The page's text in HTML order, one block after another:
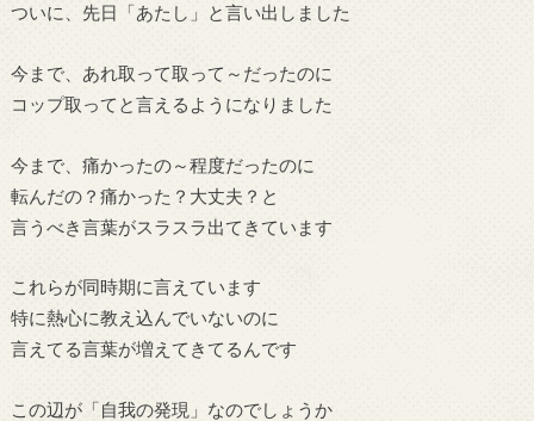
ついに、先日「あたし」と言い出しました
今まで、あれ取って取って～だったのに
コップ取ってと言えるようになりました
今まで、痛かったの～程度だったのに
転んだの？痛かった？大丈夫？と
言うべき言葉がスラスラ出てきています
これらが同時期に言えています
特に熱心に教え込んでいないのに
言えてる言葉が増えてきてるんです
この辺が「自我の発現」なのでしょうか